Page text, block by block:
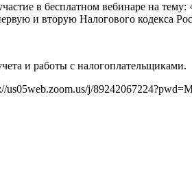
в бесплатном вебинаре на
и вторую Налогового кодекса
и работы с налогоплательщиками.
us05web.zoom.us/j/